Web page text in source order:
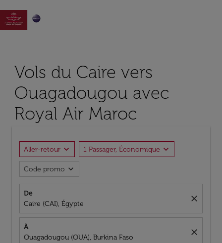

Vols du Caire vers
Ouagadougou avec
Royal Air Maroc
Aller-retour expand_more 1 Passager, Économique expand_more
Code promo expand_more
De
Caire (CAI), Égypte
close
À
Ouagadougou (OUA), Burkina Faso
close